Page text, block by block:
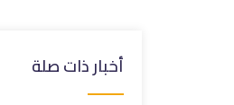
أخبار ذات صلة